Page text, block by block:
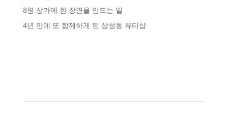
8평 상가에 한 장면을 만드는 일
4년 만에 또 함께하게 된 삼성동 뷰티샵